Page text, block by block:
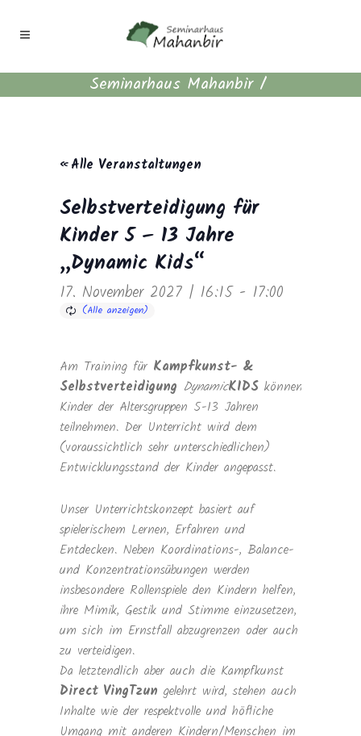
Seminarhaus Mahanbir/
« Alle Veranstaltungen
Selbstverteidigung für
Kinder 5 – 13 Jahre
„Dynamic Kids“
17. November 2027 | 16:15- 17:00
Am Training für Kampfkunst- &
Selbstverteidigung DynamicKIDS können
Kinder der Altersgruppen 5-13 Jahren
teilnehmen. Der Unterricht wird dem
(voraussichtlich sehr unterschiedlichen)
Entwicklungsstand der Kinder angepasst.
Unser Unterrichtskonzept basiert auf
spielerischem Lernen, Erfahren und
Entdecken. Neben Koordinations-, Balance-
und Konzentrationsübungen werden
insbesondere Rollenspiele den Kindern helfen,
ihre Mimik, Gestik und Stimme einzusetzen,
um sich im Ernstfall abzugrenzen oder auch
zu verteidigen.
Da letztendlich aber auch die Kampfkunst
Direct VingTzun gelehrt wird, stehen auch
Inhalte wie der respektvolle und höfliche
Umgang mit anderen Kindern/Menschen im